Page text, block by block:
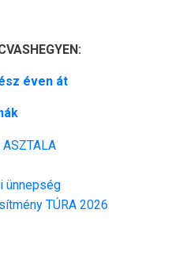
éven át
ünnepség
TÚRA 2026